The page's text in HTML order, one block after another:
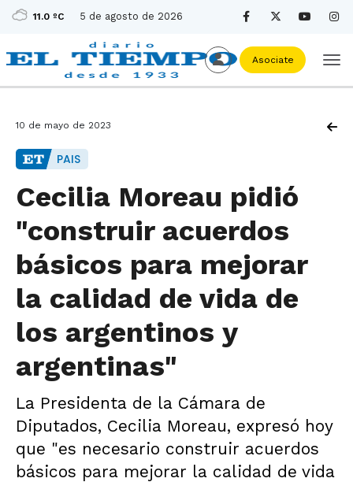
11.0 ºC 5 de agosto de 2026
Asociate
10 de mayo de 2023
PAIS
Cecilia Moreau pidió
"construir acuerdos
básicos para mejorar
la calidad de vida de
los argentinos y
argentinas"
La Presidenta de la Cámara de
Diputados, Cecilia Moreau, expresó hoy
que "es necesario construir acuerdos
básicos para mejorar la calidad de vida